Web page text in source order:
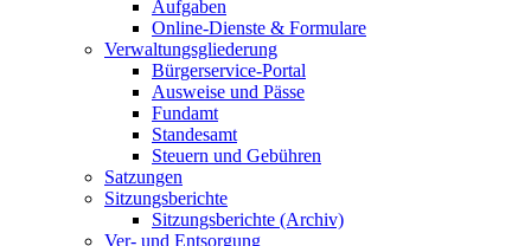
Aufgaben
Online-Dienste & Formulare
Verwaltungsgliederung
Bürgerservice-Portal
Ausweise und Pässe
Fundamt
Standesamt
Steuern und Gebühren
Satzungen
Sitzungsberichte
Sitzungsberichte (Archiv)
Ver- und Entsorgung